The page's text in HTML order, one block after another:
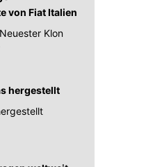
von Fiat Italien
Klon
hergestellt